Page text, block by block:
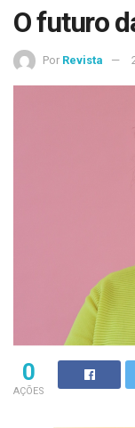
O futuro
Por Revista
0
AÇÕES